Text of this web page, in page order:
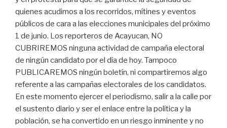
quienes acudimos a los recorridos, mítines y eventos
públicos de cara a las elecciones municipales del próximo
1 de junio. Los reporteros de Acayucan, NO
CUBRIREMOS ninguna actividad de campaña electoral
de ningún candidato por el día de hoy. Tampoco
PUBLICAREMOS ningún boletín, ni compartiremos algo
referente a las campañas electorales de los candidatos.
En este momento ejercer el periodismo, salir a la calle por
el sustento diario y ser el enlace entre la política y la
población, se ha convertido en un riesgo inminente y no